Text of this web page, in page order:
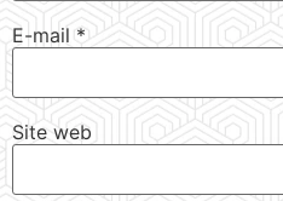
E-mail*
Site web